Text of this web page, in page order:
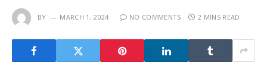
BY MARCH 1, 2024 NO COMMENTS 2 MINS READ